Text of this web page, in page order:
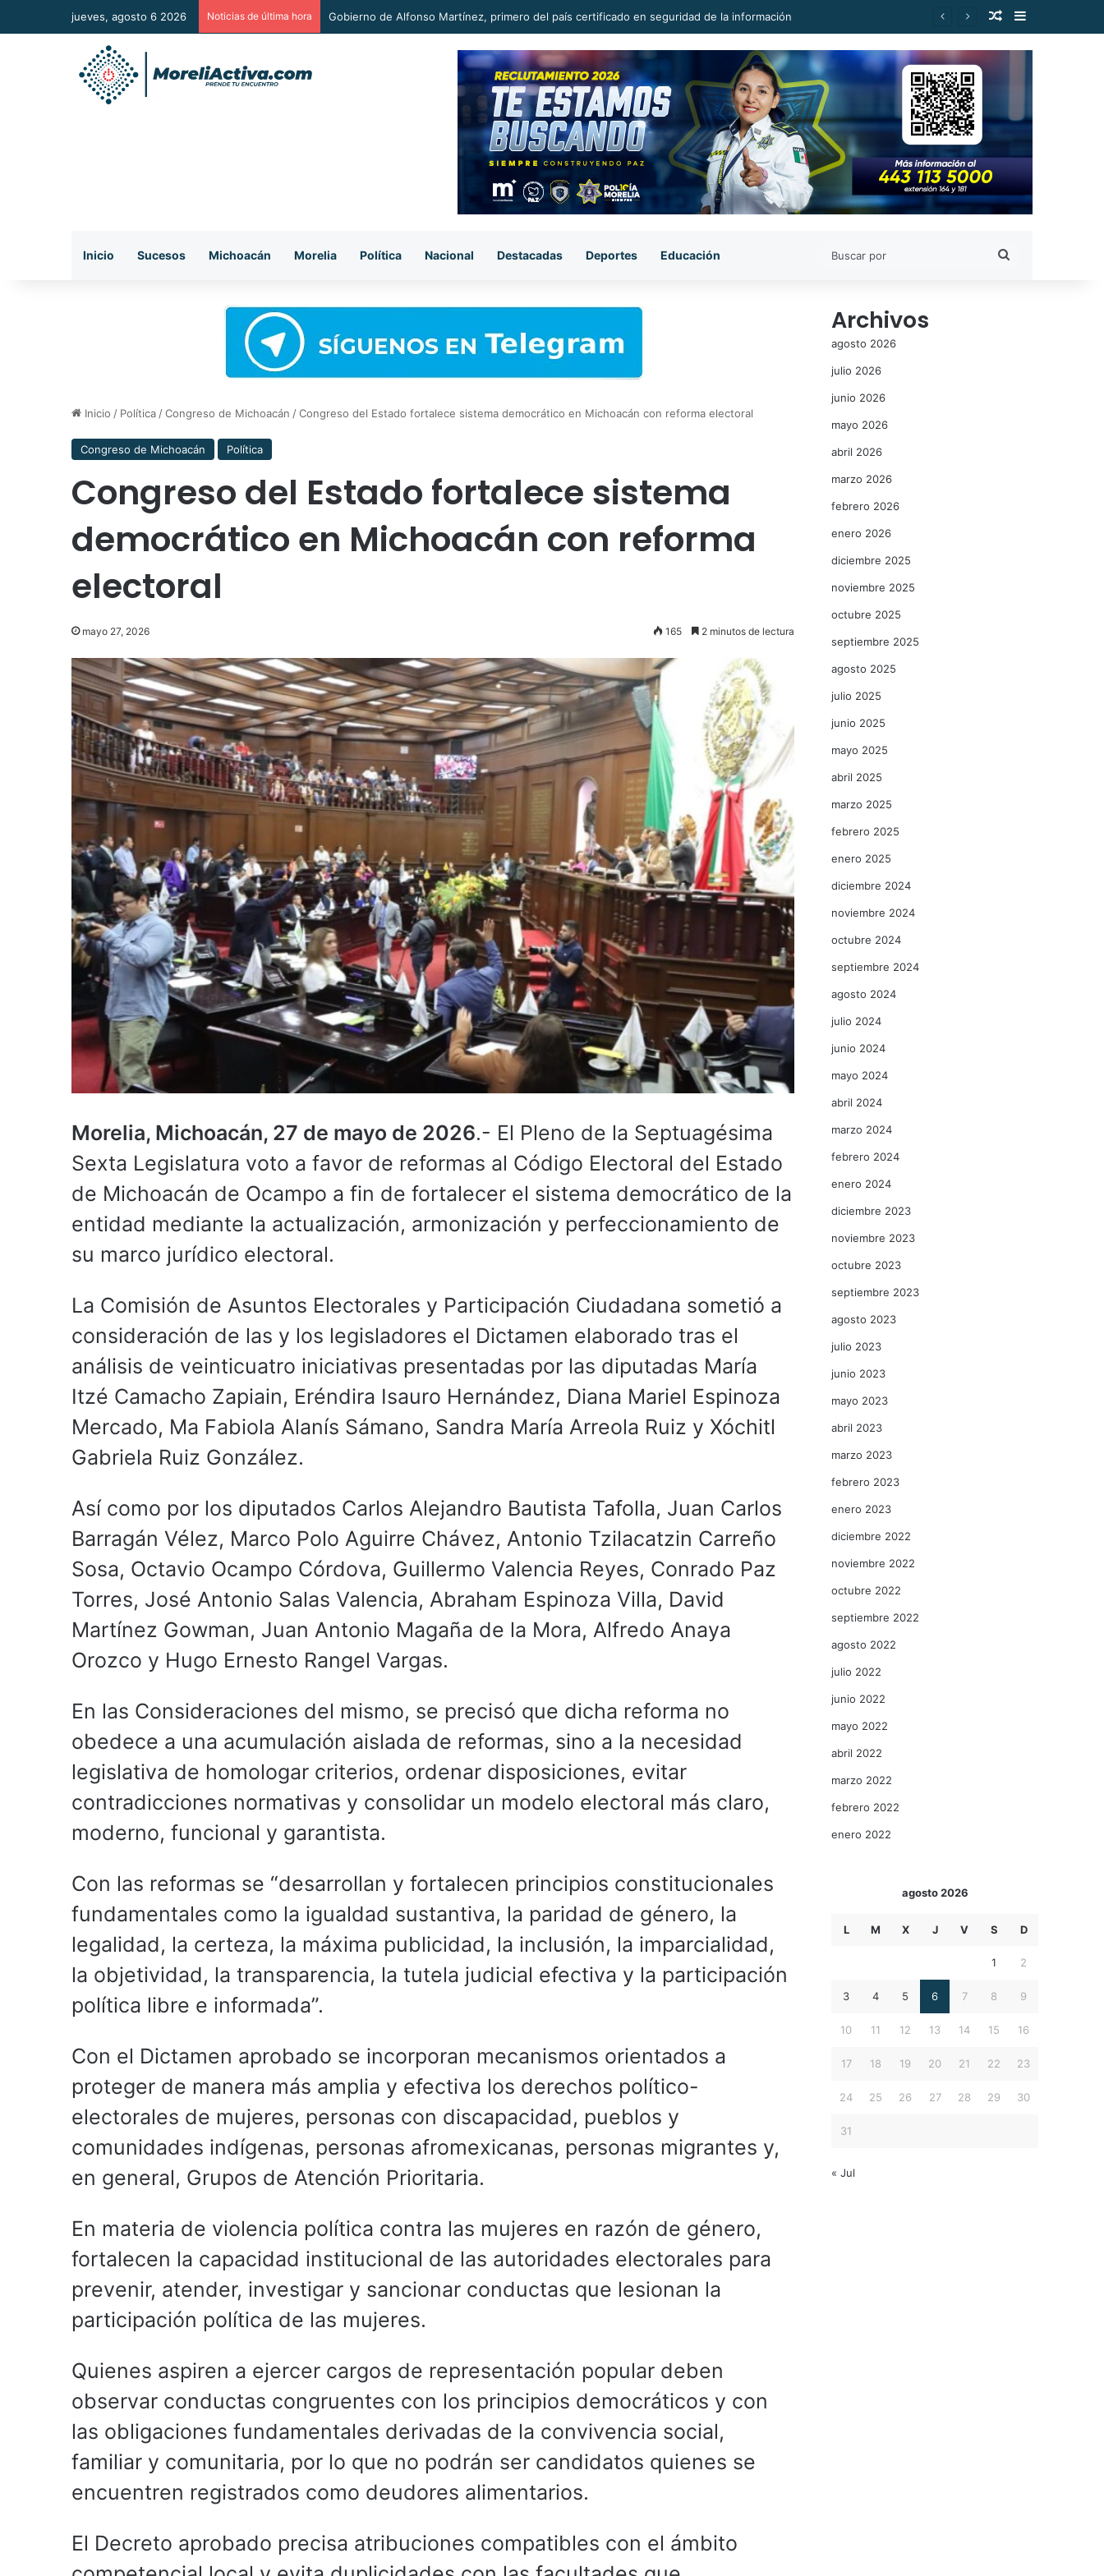
jueves, agosto 6 2026 Noticias de última hora Tren embiste vehículo que trató de ganarle el paso, en Taretan Publicación al
Barra lateral
Inicio Sucesos Michoacán Morelia Política Nacional Destacadas Deportes Educación
Inicio / Política /Congreso de Michoacán /Congreso del Estado fortalece sistema democrático en Michoacán con reforma electoral
Congreso de Michoacán Política
Congreso del Estado fortalece sistema
democrático en Michoacán con reforma
electoral
mayo 27, 2026 165 2 minutos de lectura
Morelia, Michoacán, 27 de mayo de 2026.- El Pleno de la Septuagésima
Sexta Legislatura voto a favor de reformas al Código Electoral del Estado
de Michoacán de Ocampo a fin de fortalecer el sistema democrático de la
entidad mediante la actualización, armonización y perfeccionamiento de
su marco jurídico electoral.
La Comisión de Asuntos Electorales y Participación Ciudadana sometió a
consideración de las y los legisladores el Dictamen elaborado tras el
análisis de veinticuatro iniciativas presentadas por las diputadas María
Itzé Camacho Zapiain, Eréndira Isauro Hernández, Diana Mariel Espinoza
Mercado, Ma Fabiola Alanís Sámano, Sandra María Arreola Ruiz y Xóchitl
Gabriela Ruiz González.
Así como por los diputados Carlos Alejandro Bautista Tafolla, Juan Carlos
Barragán Vélez, Marco Polo Aguirre Chávez, Antonio Tzilacatzin Carreño
Sosa, Octavio Ocampo Córdova, Guillermo Valencia Reyes, Conrado Paz
Torres, José Antonio Salas Valencia, Abraham Espinoza Villa, David
Martínez Gowman, Juan Antonio Magaña de la Mora, Alfredo Anaya
Orozco y Hugo Ernesto Rangel Vargas.
En las Consideraciones del mismo, se precisó que dicha reforma no
obedece a una acumulación aislada de reformas, sino a la necesidad
legislativa de homologar criterios, ordenar disposiciones, evitar
contradicciones normativas y consolidar un modelo electoral más claro,
moderno, funcional y garantista.
Con las reformas se “desarrollan y fortalecen principios constitucionales
fundamentales como la igualdad sustantiva, la paridad de género, la
legalidad, la certeza, la máxima publicidad, la inclusión, la imparcialidad,
la objetividad, la transparencia, la tutela judicial efectiva y la participación
política libre e informada”.
Con el Dictamen aprobado se incorporan mecanismos orientados a
proteger de manera más amplia y efectiva los derechos político-
electorales de mujeres, personas con discapacidad, pueblos y
comunidades indígenas, personas afromexicanas, personas migrantes y,
en general, Grupos de Atención Prioritaria.
En materia de violencia política contra las mujeres en razón de género,
fortalecen la capacidad institucional de las autoridades electorales para
prevenir, atender, investigar y sancionar conductas que lesionan la
participación política de las mujeres.
Quienes aspiren a ejercer cargos de representación popular deben
observar conductas congruentes con los principios democráticos y con
las obligaciones fundamentales derivadas de la convivencia social,
familiar y comunitaria, por lo que no podrán ser candidatos quienes se
encuentren registrados como deudores alimentarios.
El Decreto aprobado precisa atribuciones compatibles con el ámbito
Archivos
agosto 2026
julio 2026
junio 2026
mayo 2026
abril 2026
marzo 2026
febrero 2026
enero 2026
diciembre 2025
noviembre 2025
octubre 2025
septiembre 2025
agosto 2025
julio 2025
junio 2025
mayo 2025
abril 2025
marzo 2025
febrero 2025
enero 2025
diciembre 2024
noviembre 2024
octubre 2024
septiembre 2024
agosto 2024
julio 2024
junio 2024
mayo 2024
abril 2024
marzo 2024
febrero 2024
enero 2024
diciembre 2023
noviembre 2023
octubre 2023
septiembre 2023
agosto 2023
julio 2023
junio 2023
mayo 2023
abril 2023
marzo 2023
febrero 2023
enero 2023
diciembre 2022
noviembre 2022
octubre 2022
septiembre 2022
agosto 2022
julio 2022
junio 2022
mayo 2022
abril 2022
marzo 2022
febrero 2022
enero 2022
agosto 2026
L M X J V S D
1 2
3 4 5 6 7 8 9
10 11 12 13 14 15 16
17 18 19 20 21 22 23
24 25 26 27 28 29 30
31
« Jul